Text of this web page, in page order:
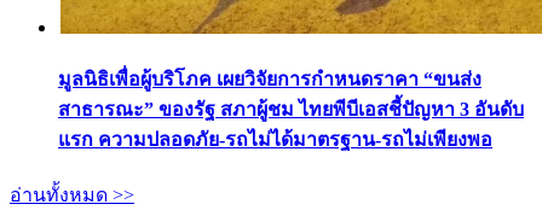
มูลนิธิเพื่อผู้บริโภค เผยวิจัยการกำหนดราคา “ขนส่ง
สาธารณะ” ของรัฐ สภาผู้ชม ไทยพีบีเอสชี้ปัญหา 3 อันดับ
แรก ความปลอดภัย-รถไม่ได้มาตรฐาน-รถไม่เพียงพอ
อ่านทั้งหมด >>